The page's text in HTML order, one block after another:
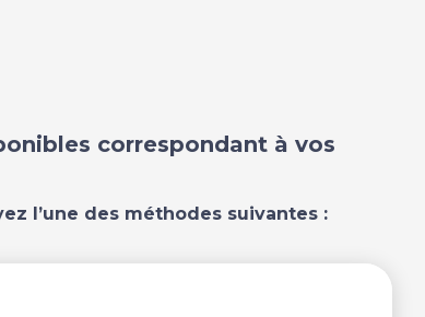
correspondant à vos
l’une des méthodes suivantes :